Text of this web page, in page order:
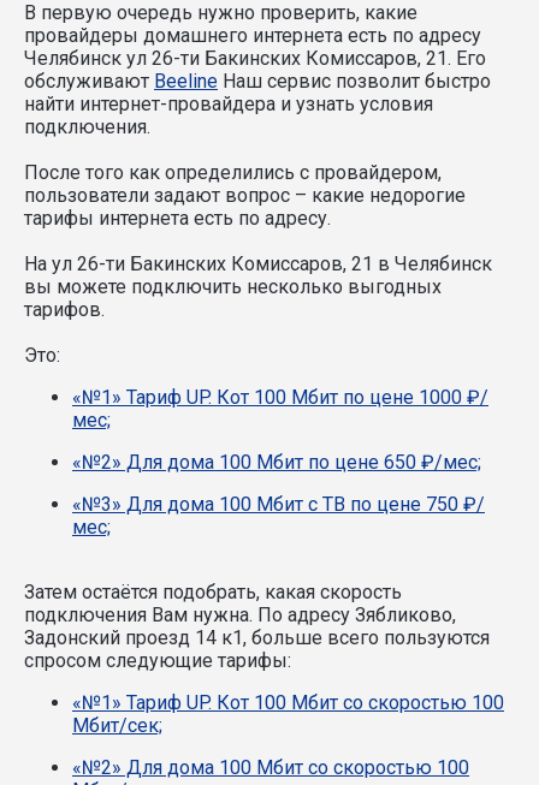
В первую очередь нужно проверить, какие
провайдеры домашнего интернета есть по адресу
Челябинск ул 26-ти Бакинских Комиссаров, 21. Его
обслуживают Beeline Наш сервис позволит быстро
найти интернет-провайдера и узнать условия
подключения.
После того как определились с провайдером,
пользователи задают вопрос – какие недорогие
тарифы интернета есть по адресу.
На ул 26-ти Бакинских Комиссаров, 21 в Челябинск
вы можете подключить несколько выгодных
тарифов.
Это:
«№1» Тариф UP. Кот 100 Мбит по цене 1000 ₽/
мес;
«№2» Для дома 100 Мбит по цене 650 ₽/мес;
«№3» Для дома 100 Мбит с ТВ по цене 750 ₽/
мес;
Затем остаётся подобрать, какая скорость
подключения Вам нужна. По адресу Зябликово,
Задонский проезд 14 к1, больше всего пользуются
спросом следующие тарифы:
«№1» Тариф UP. Кот 100 Мбит со скоростью 100
Мбит/сек;
«№2» Для дома 100 Мбит со скоростью 100